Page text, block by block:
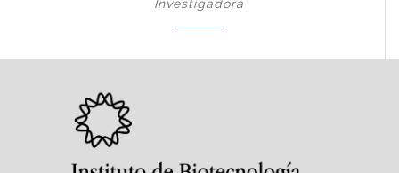
Investigadora